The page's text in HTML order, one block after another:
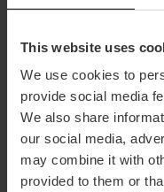
This website uses
We use cookies to
provide social media
We also share
our social media,
may combine it with
provided to them or
València